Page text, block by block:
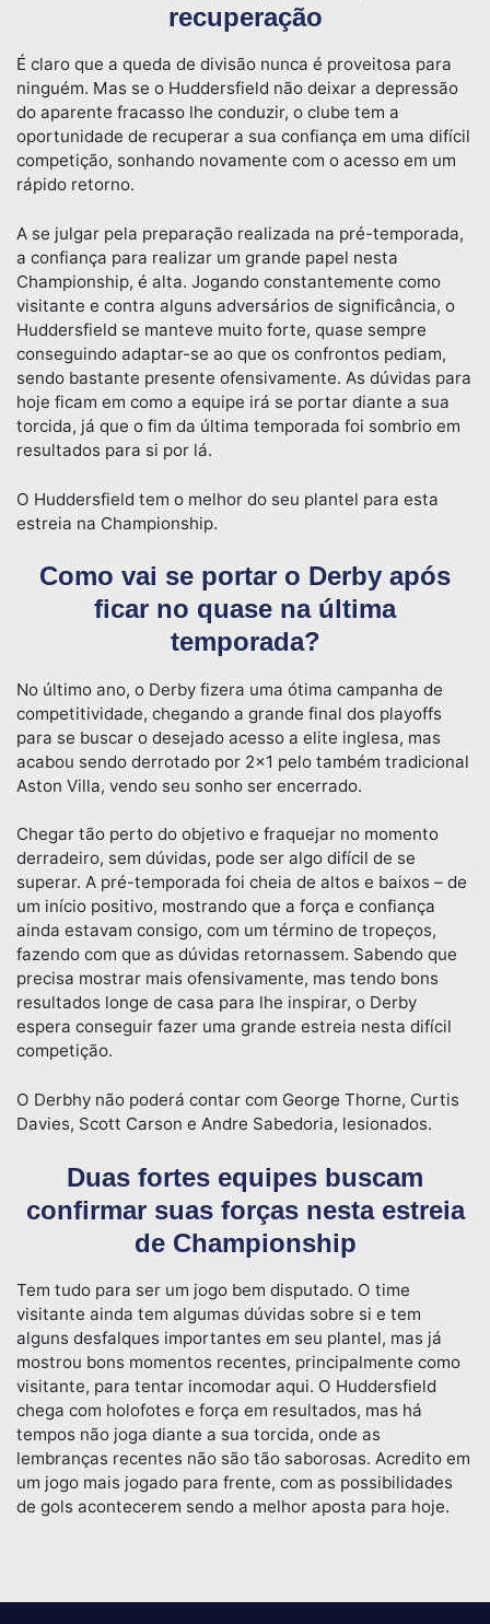
recuperação
É claro que a queda de divisão nunca é proveitosa para
ninguém. Mas se o Huddersfield não deixar a depressão
do aparente fracasso lhe conduzir, o clube tem a
oportunidade de recuperar a sua confiança em uma difícil
competição, sonhando novamente com o acesso em um
rápido retorno.
A se julgar pela preparação realizada na pré-temporada,
a confiança para realizar um grande papel nesta
Championship, é alta. Jogando constantemente como
visitante e contra alguns adversários de significância, o
Huddersfield se manteve muito forte, quase sempre
conseguindo adaptar-se ao que os confrontos pediam,
sendo bastante presente ofensivamente. As dúvidas para
hoje ficam em como a equipe irá se portar diante a sua
torcida, já que o fim da última temporada foi sombrio em
resultados para si por lá.
O Huddersfield tem o melhor do seu plantel para esta
estreia na Championship.
Como vai se portar o Derby após
ficar no quase na última
temporada?
No último ano, o Derby fizera uma ótima campanha de
competitividade, chegando a grande final dos playoffs
para se buscar o desejado acesso a elite inglesa, mas
acabou sendo derrotado por 2×1 pelo também tradicional
Aston Villa, vendo seu sonho ser encerrado.
Chegar tão perto do objetivo e fraquejar no momento
derradeiro, sem dúvidas, pode ser algo difícil de se
superar. A pré-temporada foi cheia de altos e baixos – de
um início positivo, mostrando que a força e confiança
ainda estavam consigo, com um término de tropeços,
fazendo com que as dúvidas retornassem. Sabendo que
precisa mostrar mais ofensivamente, mas tendo bons
resultados longe de casa para lhe inspirar, o Derby
espera conseguir fazer uma grande estreia nesta difícil
competição.
O Derbhy não poderá contar com George Thorne, Curtis
Davies, Scott Carson e Andre Sabedoria, lesionados.
Duas fortes equipes buscam
confirmar suas forças nesta estreia
de Championship
Tem tudo para ser um jogo bem disputado. O time
visitante ainda tem algumas dúvidas sobre si e tem
alguns desfalques importantes em seu plantel, mas já
mostrou bons momentos recentes, principalmente como
visitante, para tentar incomodar aqui. O Huddersfield
chega com holofotes e força em resultados, mas há
tempos não joga diante a sua torcida, onde as
lembranças recentes não são tão saborosas. Acredito em
um jogo mais jogado para frente, com as possibilidades
de gols acontecerem sendo a melhor aposta para hoje.